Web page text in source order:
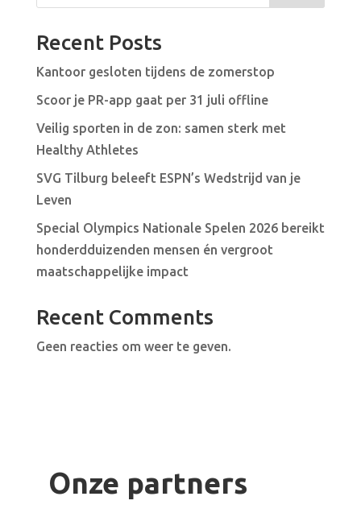
Recent Posts
Kantoor gesloten tijdens de zomerstop
Scoor je PR-app gaat per 31 juli offline
Veilig sporten in de zon: samen sterk met
Healthy Athletes
SVG Tilburg beleeft ESPN’s Wedstrijd van je
Leven
Special Olympics Nationale Spelen 2026 bereikt
honderdduizenden mensen én vergroot
maatschappelijke impact
Recent Comments
Geen reacties om weer te geven.
Onze partners